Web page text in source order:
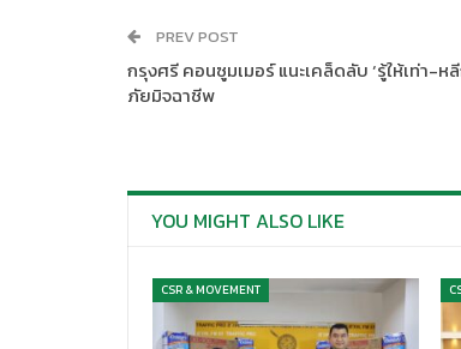
PREV POST
กรุงศรี คอนซูมเมอร์ แนะเคล็ดลับ ‘รู้ให้เท่า-หลี
ภัยมิจฉาชีพ
YOU MIGHT ALSO LIKE
CSR & MOVEMENT